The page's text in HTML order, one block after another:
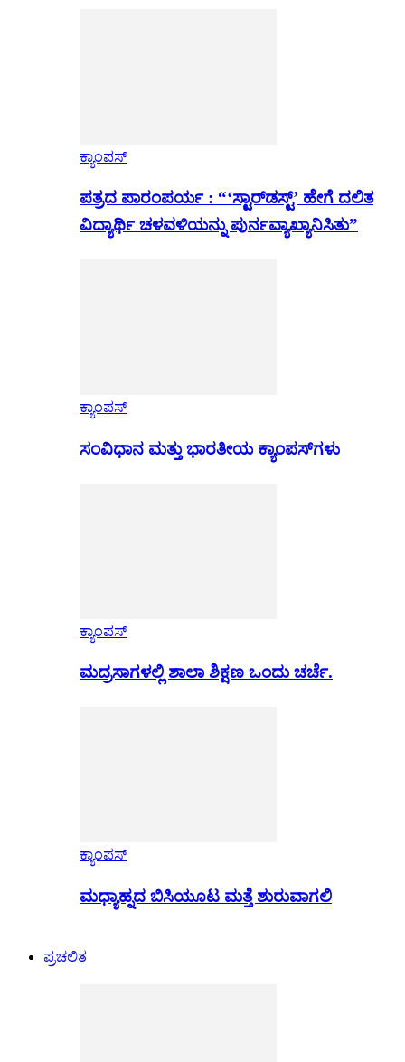
ಕ್ಯಾಂಪಸ್
ಪತ್ರದ ಪಾರಂಪರ್ಯ : “‘ಸ್ಟಾರ್‌ಡಸ್ಟ್’ ಹೇಗೆ ದಲಿತ
ವಿದ್ಯಾರ್ಥಿ ಚಳವಳಿಯನ್ನು ಪುರ್ನವ್ಯಾಖ್ಯಾನಿಸಿತು”
ಕ್ಯಾಂಪಸ್
ಸಂವಿಧಾನ ಮತ್ತು ಭಾರತೀಯ ಕ್ಯಾಂಪಸ್‌ಗಳು
ಕ್ಯಾಂಪಸ್
ಮದ್ರಸಾಗಳಲ್ಲಿ ಶಾಲಾ ಶಿಕ್ಷಣ ಒಂದು ಚರ್ಚೆ.
ಕ್ಯಾಂಪಸ್
ಮಧ್ಯಾಹ್ನದ ಬಿಸಿಯೂಟ ಮತ್ತೆ ಶುರುವಾಗಲಿ
ಪ್ರಚಲಿತ